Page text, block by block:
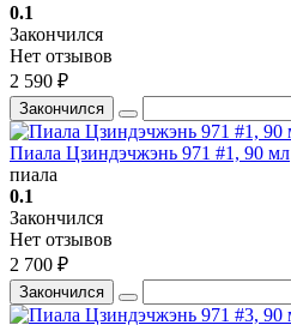
0.1
Закончился
Нет отзывов
2 590 ₽
Закончился
Пиала Цзиндэчжэнь 971 #1, 90 мл
пиала
0.1
Закончился
Нет отзывов
2 700 ₽
Закончился